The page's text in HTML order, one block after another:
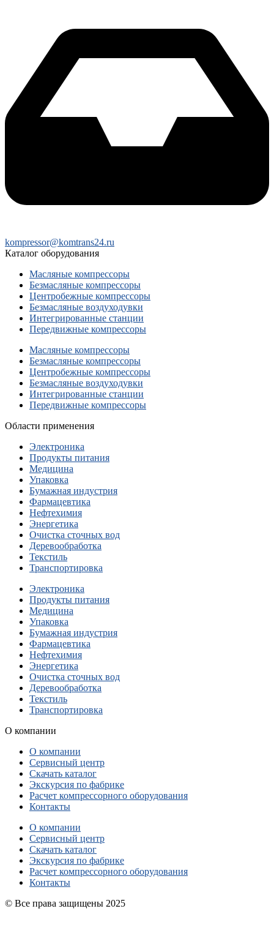
kompressor@komtrans24.ru
Каталог оборудования
Масляные компрессоры
Безмасляные компрессоры
Центробежные компрессоры
Безмасляные воздуходувки
Интегрированные станции
Передвижные компрессоры
Масляные компрессоры
Безмасляные компрессоры
Центробежные компрессоры
Безмасляные воздуходувки
Интегрированные станции
Передвижные компрессоры
Области применения
Электроника
Продукты питания
Медицина
Упаковка
Бумажная индустрия
Фармацевтика
Нефтехимия
Энергетика
Очистка сточных вод
Деревообработка
Текстиль
Транспортировка
Электроника
Продукты питания
Медицина
Упаковка
Бумажная индустрия
Фармацевтика
Нефтехимия
Энергетика
Очистка сточных вод
Деревообработка
Текстиль
Транспортировка
О компании
О компании
Сервисный центр
Скачать каталог
Экскурсия по фабрике
Расчет компрессорного оборудования
Контакты
О компании
Сервисный центр
Скачать каталог
Экскурсия по фабрике
Расчет компрессорного оборудования
Контакты
© Все права защищены 2025